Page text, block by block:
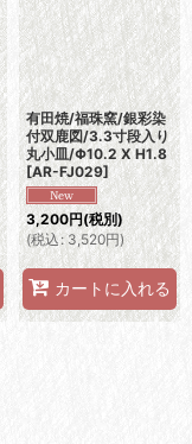
有田焼/福珠窯/銀彩染
付双鹿図/3.3寸段入り
丸小皿/Φ10.2 X H1.8
[AR-FJ029]
3,200円(税別)
(税込: 3,520円)
カートに入れる